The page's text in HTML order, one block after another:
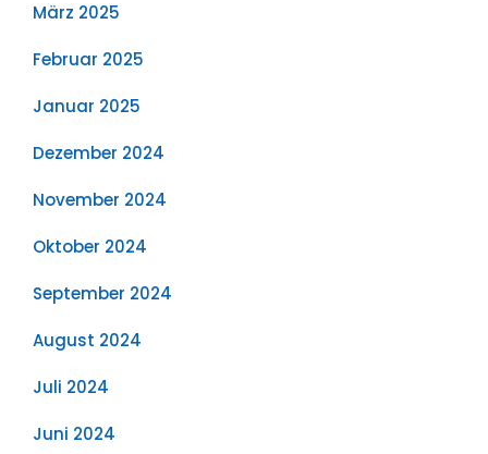
März 2025
Februar 2025
Januar 2025
Dezember 2024
November 2024
Oktober 2024
September 2024
August 2024
Juli 2024
Juni 2024